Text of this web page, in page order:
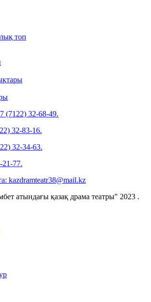
топ
(7122) 32-68-49.
32-83-16.
32-34-63.
21-77.
kazdramteatr38@mail.kz
атындағы қазақ драма театры" 2023 .